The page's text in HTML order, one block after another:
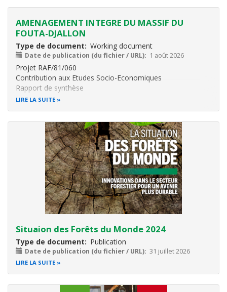
AMENAGEMENT INTEGRE DU MASSIF DU
FOUTA-DJALLON
Type de document Working document
Date de publication (du fichier / URL) 1 août 2026
Projet RAF/81/060
Contribution aux Etudes Socio-Economiques
Rapport de synthèse
LIRE LA SUITE
Situaion des Forêts du Monde 2024
Type de document Publication
Date de publication (du fichier / URL) 31 juillet 2026
LIRE LA SUITE